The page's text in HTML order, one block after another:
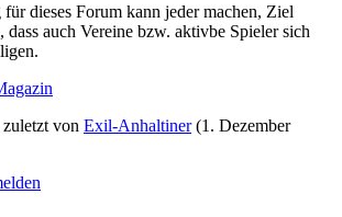
dieses Forum kann jeder machen, Ziel
dass auch Vereine bzw. aktivbe Spieler sich
von Exil-Anhaltiner(1. Dezember